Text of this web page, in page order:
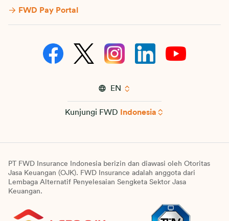
FWD Pay Portal
EN
Kunjungi FWD Indonesia
PT FWD Insurance Indonesia berizin dan diawasi oleh Otoritas
Jasa Keuangan (OJK). FWD Insurance adalah anggota dari
Lembaga Alternatif Penyelesaian Sengketa Sektor Jasa
Keuangan.